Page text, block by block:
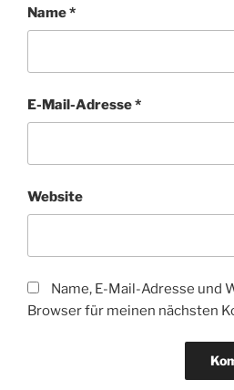
Name*
E-Mail-Adresse*
Website
Name, E-Mail-Adresse und
Browser für meinen nächsten